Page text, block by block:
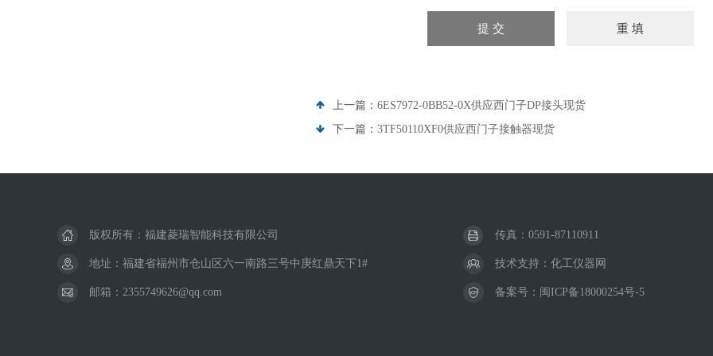
上一篇： 6ES7972-0BB52-0X供应西门子DP接头现货
下一篇： 3TF50110XF0供应西门子接触器现货
版权所有：福建菱瑞智能科技有限公司 传真：0591-87110911
地址：福建省福州市仓山区六一南路三号中庚红鼎天下1# 技术支持： 化工仪器网
邮箱：2355749626@qq.com 备案号： 闽ICP备18000254号-5